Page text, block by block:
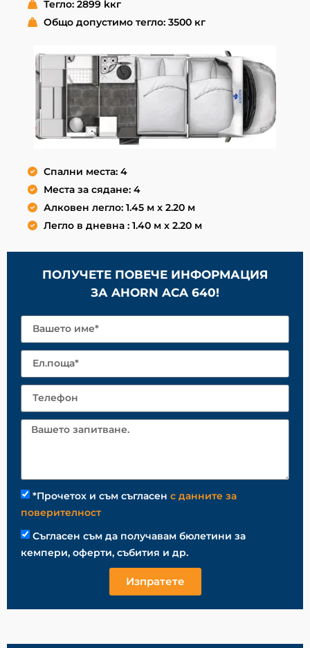
Тегло: 2899 kкг
Общо допустимо тегло: 3500 кг
Спални места: 4
Места за сядане: 4
Алковен легло: 1.45 м x 2.20 м
Легло в дневна : 1.40 м x 2.20 м
ПОЛУЧЕТЕ ПОВЕЧЕ ИНФОРМАЦИЯ
ЗА AHORN ACA 640!
*Прочетох и съм съгласен с данните за
поверителност
Съгласен съм да получавам бюлетини за
кемпери, оферти, събития и др.
Изпратете